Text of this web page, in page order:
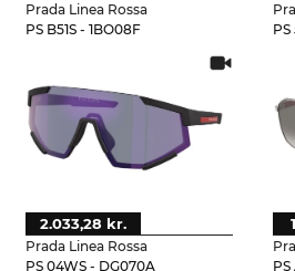
Prada Linea Rossa
PS B51S - 1BO08F
PS
Prada Linea Rossa
PS 04WS - DG070A
2.033,28 kr.
PS